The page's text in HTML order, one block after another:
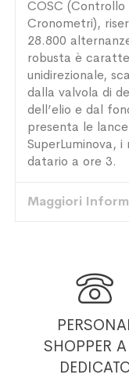
COSC
Cronometri),
28.800
robusta è
unidirezionale,
dalla valvola di
dell’elio e dal
presenta le
SuperLuminova,
datario a ore 3.
Maggiori

SHOPPER A